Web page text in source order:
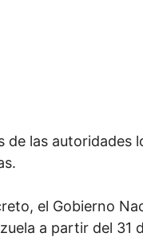
de las autoridades
el Gobierno
a partir del 31